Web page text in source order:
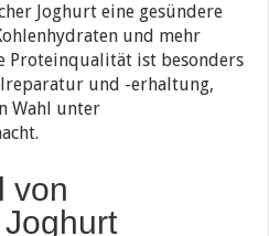
Joghurt eine gesündere
und mehr
Proteinqualität ist besonders
und -erhaltung,
Wahl unter
von